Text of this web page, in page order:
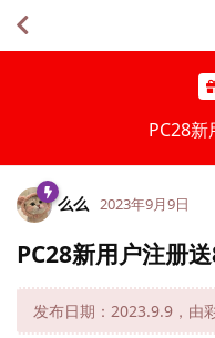
PC28
么么 2023年9月9日
PC28新用户注册
发布日期：2023.9.9，由